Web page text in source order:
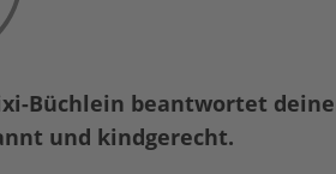
Büchlein beantwortet
und kindgerecht.